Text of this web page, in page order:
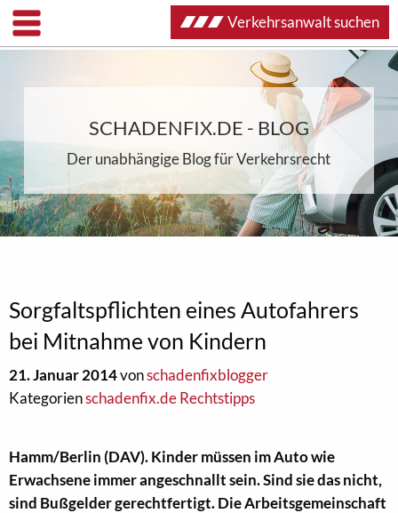
SCHADENFIX.DE - BLOG
Der unabhängige Blog für Verkehrsrecht
Sorgfaltspflichten eines Autofahrers
bei Mitnahme von Kindern
21. Januar 2014vonschadenfixblogger
Kategorienschadenfix.de Rechtstipps
Hamm/Berlin (DAV). Kinder müssen im Auto wie
Erwachsene immer angeschnallt sein. Sind sie das nicht,
sind Bußgelder gerechtfertigt. Die Arbeitsgemeinschaft
Verkehrsanwalt suchen